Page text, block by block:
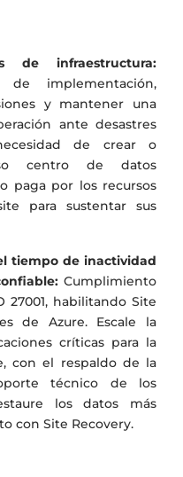
de infraestructura:
implementación,
y mantener una
ante desastres
de crear o
centro de datos
paga por los recursos
para sustentar sus
tiempo de inactividad
Cumplimiento
27001, habilitando Site
de Azure. Escale la
críticas para la
con el respaldo de la
técnico de los
los datos más
con Site Recovery.